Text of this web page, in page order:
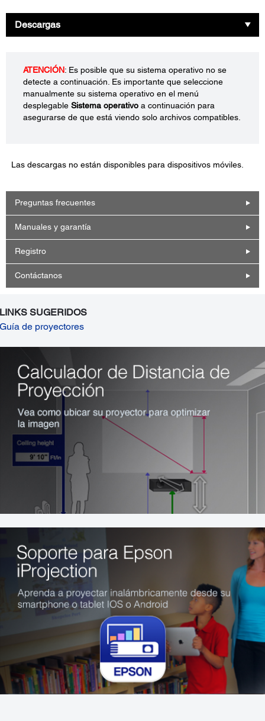
Descargas
ATENCIÓN: Es posible que su sistema operativo no se
detecte a continuación. Es importante que seleccione
manualmente su sistema operativo en el menú
desplegable Sistema operativo a continuación para
asegurarse de que está viendo solo archivos compatibles.
Las descargas no están disponibles para dispositivos móviles.
Preguntas frecuentes
Manuales y garantía
Registro
Contáctanos
LINKS SUGERIDOS
Guía de proyectores